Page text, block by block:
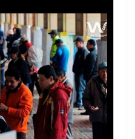
Unidos hacia la
que se debe